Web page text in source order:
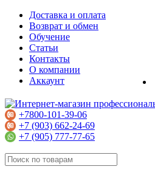
Доставка и оплата
Возврат и обмен
Обучение
Статьи
Контакты
О компании
Аккаунт
+7800-101-39-06
+7 (903) 662-24-69
+7 (905) 777-77-65